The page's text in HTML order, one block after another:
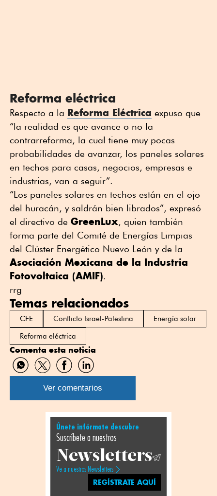
Reforma eléctrica
Respecto a la Reforma Eléctrica expuso que
“la realidad es que avance o no la
contrarreforma, la cual tiene muy pocas
probabilidades de avanzar, los paneles solares
en techos para casas, negocios, empresas e
industrias, van a seguir”.
“Los paneles solares en techos están en el ojo
del huracán, y saldrán bien librados”, expresó
el directivo de GreenLux, quien también
forma parte del Comité de Energías Limpias
del Clúster Energético Nuevo León y de la
Asociación Mexicana de la Industria
Fotovoltaica (AMIF).
rrg
Temas relacionados
CFE Conflicto Israel-Palestina
Energía solar
Reforma eléctrica
Comenta esta noticia
Compartir
por
WhatsApp
Compartir
por
Twitter
Compartir
por
Facebook
Compartir
por
Linkedin
Ver comentarios
Únete infórmate descubre
Suscríbete a nuestros
Newsletters
Ve a nuestros Newsletters
REGÍSTRATE AQUÍ